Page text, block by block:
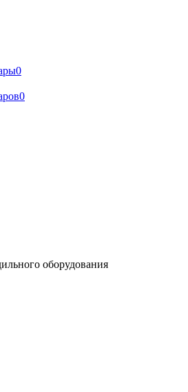
0
0
оборудования